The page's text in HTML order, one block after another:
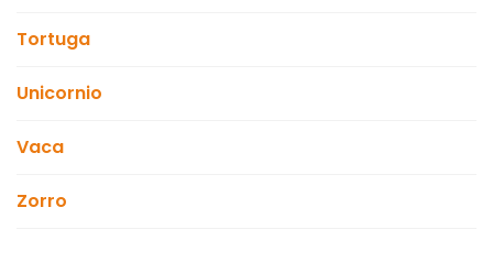
Tortuga
Unicornio
Vaca
Zorro